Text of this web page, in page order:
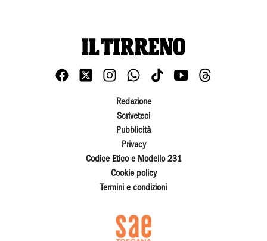
Redazione
Scriveteci
Pubblicità
Privacy
Codice Etico e Modello 231
Cookie policy
Termini e condizioni